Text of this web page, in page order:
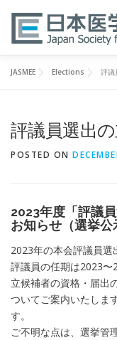
content
医英検 EPEMP
JASMEE Elections 評議
評議員選出
POSTED ON
2023年度「評議
お知らせ（選挙公
2023年の本会評議員
評議員の任期は2023〜
立候補者の資格・届出
ついてご案内いたしま
す。
ご不明な点は、選挙管